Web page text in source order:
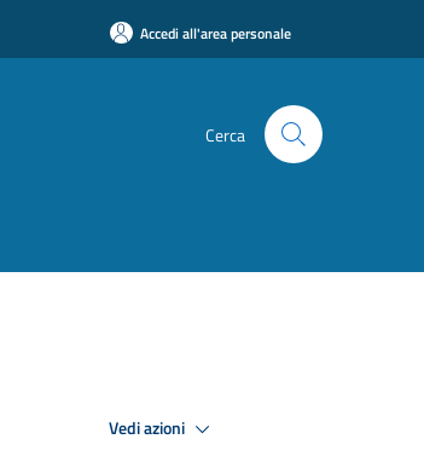
Accedi all'area personale
Cerca
Vedi azioni